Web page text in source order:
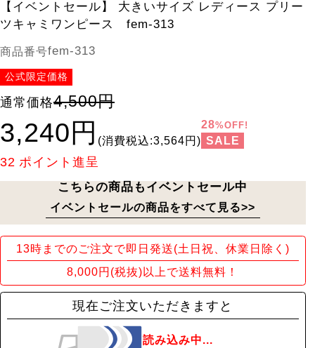
【イベントセール】 大きいサイズ レディース プリー
ツキャミワンピース fem-313
商品番号fem-313
公式限定価格
通常価格4,500円
3,240円 (消費税込:3,564円)
28%OFF!
SALE
32 ポイント進呈
こちらの商品もイベントセール中
イベントセールの商品をすべて見る>>
13時までのご注文で即日発送(土日祝、休業日除く)
8,000円(税抜)以上で送料無料！
現在ご注文いただきますと
読み込み中...